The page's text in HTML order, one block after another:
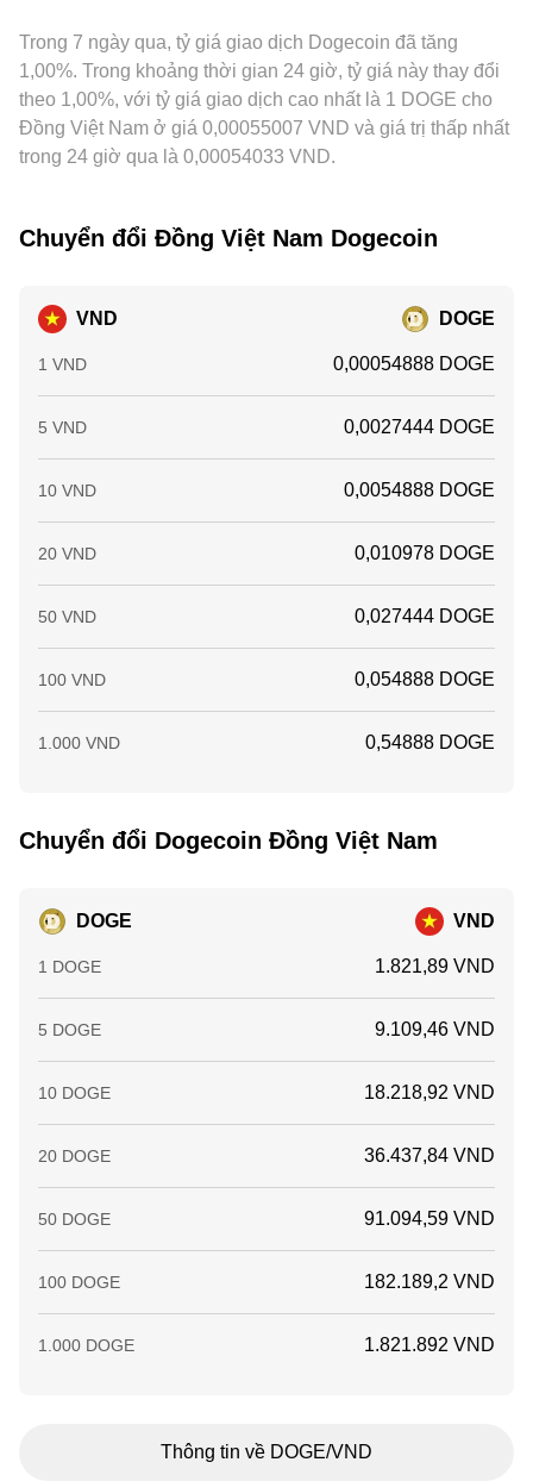
tạo biến động ngắn hạn chồng lên các yếu tố cấu trúc nói
trên.
gần nhau theo thời gian, nhưng không triệt tiêu hoàn toàn
chênh lệch do tồn tại chi phí giao dịch, thời gian chuyển tài
sản, hạn mức tài khoản và ràng buộc pháp lý.
Trong 7 ngày qua, tỷ giá giao dịch Dogecoin đã tăng
1,00%. Trong khoảng thời gian 24 giờ, tỷ giá này thay đổi
theo 1,00%, với tỷ giá giao dịch cao nhất là 1 DOGE cho
Đồng Việt Nam ở giá 0,00055007 VND và giá trị thấp nhất
trong 24 giờ qua là 0,00054033 VND.
Chuyển đổi Đồng Việt Nam Dogecoin
VND DOGE
1 VND 0,00054888 DOGE
5 VND 0,0027444 DOGE
10 VND 0,0054888 DOGE
20 VND 0,010978 DOGE
50 VND 0,027444 DOGE
100 VND 0,054888 DOGE
1.000 VND 0,54888 DOGE
Chuyển đổi Dogecoin Đồng Việt Nam
DOGE VND
1 DOGE 1.821,89 VND
5 DOGE 9.109,46 VND
10 DOGE 18.218,92 VND
20 DOGE 36.437,84 VND
50 DOGE 91.094,59 VND
100 DOGE 182.189,2 VND
1.000 DOGE 1.821.892 VND
Thông tin về DOGE/VND